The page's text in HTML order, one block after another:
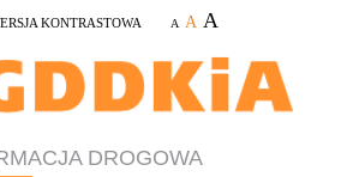
KONTRASTOWA A A A
DROGOWA